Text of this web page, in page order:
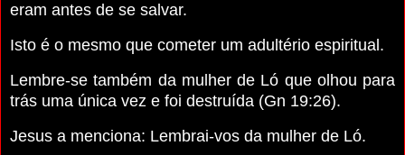
eram antes de se salvar.
Isto é o mesmo que cometer um adultério espiritual.
Lembre-se também da mulher de Ló que olhou para
trás uma única vez e foi destruída (Gn 19:26).
Jesus a menciona: Lembrai-vos da mulher de Ló.